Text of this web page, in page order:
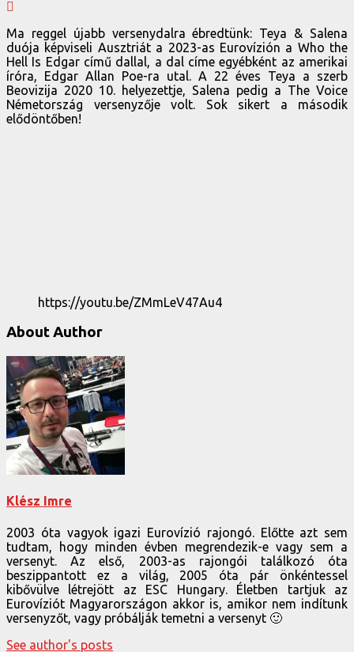
Ma reggel újabb versenydalra ébredtünk: Teya & Salena
duója képviseli Ausztriát a 2023-as Eurovízión a Who the
Hell Is Edgar című dallal, a dal címe egyébként az amerikai
íróra, Edgar Allan Poe-ra utal. A 22 éves Teya a szerb
Beovizija 2020 10. helyezettje, Salena pedig a The Voice
Németország versenyzője volt. Sok sikert a második
elődöntőben!
https://youtu.be/ZMmLeV47Au4
About Author
Klész Imre
2003 óta vagyok igazi Eurovízió rajongó. Előtte azt sem
tudtam, hogy minden évben megrendezik-e vagy sem a
versenyt. Az első, 2003-as rajongói találkozó óta
beszippantott ez a világ, 2005 óta pár önkéntessel
kibővülve létrejött az ESC Hungary. Életben tartjuk az
Eurovíziót Magyarországon akkor is, amikor nem indítunk
versenyzőt, vagy próbálják temetni a versenyt 🙂
See author's posts